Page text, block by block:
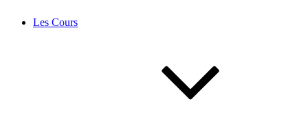
Les Cours